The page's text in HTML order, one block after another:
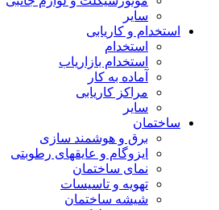
سایر
استخدام و کاریابی
استخدام
استخدام بازاریاب
آماده به کار
مراکز کاریابی
سایر
ساختمان
برق و هوشمند سازی
ایزوگام و عایقهای رطوبتی
نمای ساختمان
تهویه و تاسیسات
شیشه ساختمان